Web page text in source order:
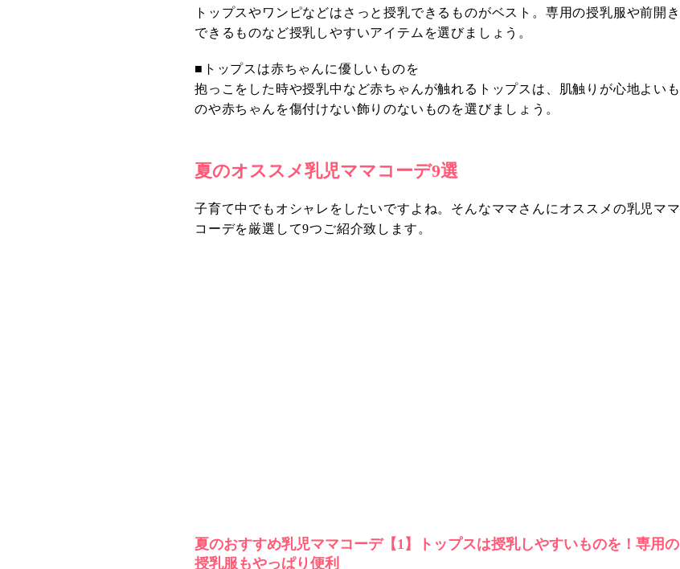
トップスやワンピなどはさっと授乳できるものがベスト。専用の授乳服や前開き
できるものなど授乳しやすいアイテムを選びましょう。
■トップスは赤ちゃんに優しいものを
抱っこをした時や授乳中など赤ちゃんが触れるトップスは、肌触りが心地よいも
のや赤ちゃんを傷付けない飾りのないものを選びましょう。
夏のオススメ乳児ママコーデ9選
子育て中でもオシャレをしたいですよね。そんなママさんにオススメの乳児ママ
コーデを厳選して9つご紹介致します。
夏のおすすめ乳児ママコーデ【1】トップスは授乳しやすいものを！専用の
授乳服もやっぱり便利